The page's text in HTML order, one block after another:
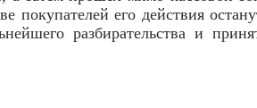
его действия
разбирательства и